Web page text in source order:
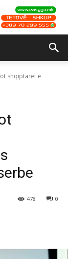
shqiptarët e
0
478